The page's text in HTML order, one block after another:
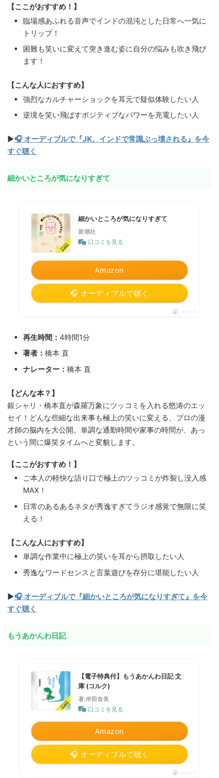
【ここがおすすめ！】
臨場感あふれる音声でインドの混沌とした日常へ一気に
トリップ！
困難も笑いに変えて突き進む姿に自分の悩みも吹き飛び
ます！
【こんな人におすすめ】
強烈なカルチャーショックを耳元で疑似体験したい人
逆境を笑い飛ばすポジティブなパワーを充電したい人
▶🎧 オーディブルで『JK、インドで常識ぶっ壊される』を今
すぐ聴く
細かいところが気になりすぎて
細かいところが気になりすぎて
新潮社
口コミを見る
Amazon
🎧 オーディブルで聴く
ポチップ
再生時間： 4時間1分
著者： 橋本 直
ナレーター： 橋本 直
【どんな本？】
銀シャリ・橋本直が森羅万象にツッコミを入れる怒涛のエッ
セイ！どんな些細な出来事も極上の笑いに変える、プロの漫
才師の脳内を大公開。単調な通勤時間や家事の時間が、あっ
という間に爆笑タイムへと変貌します。
【ここがおすすめ！】
ご本人の軽快な語り口で極上のツッコミが炸裂し没入感
MAX！
日常のあるあるネタが秀逸すぎてラジオ感覚で無限に笑
える！
【こんな人におすすめ】
単調な作業中に極上の笑いを耳から摂取したい人
秀逸なワードセンスと言葉遊びを存分に堪能したい人
▶🎧 オーディブルで『細かいところが気になりすぎて』を今
すぐ聴く
もうあかんわ日記
【電子特典付】もうあかんわ日記 文
庫 (コルク)
著:岸田奈美
口コミを見る
Amazon
🎧 オーディブルで聴く
ポチップ